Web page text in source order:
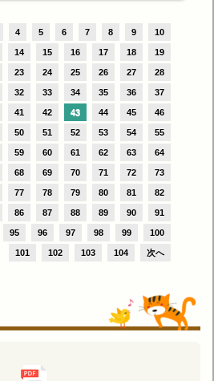
4 5 6 7 8 9 10
14 15 16 17 18 19
23 24 25 26 27 28
32 33 34 35 36 37
41 42 43 44 45 46
50 51 52 53 54 55
59 60 61 62 63 64
68 69 70 71 72 73
77 78 79 80 81 82
86 87 88 89 90 91
95 96 97 98 99 100
101 102 103 104 次へ